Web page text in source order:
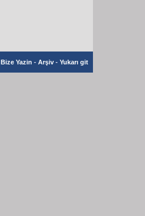
Bize Yazin - Arşiv - Yukarı git